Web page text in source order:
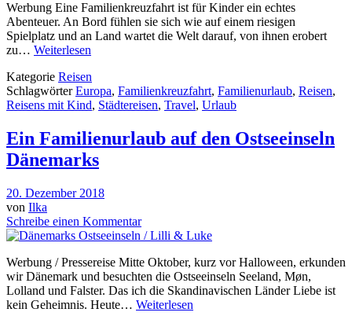
Werbung Eine Familienkreuzfahrt ist für Kinder ein echtes
Abenteuer. An Bord fühlen sie sich wie auf einem riesigen
Spielplatz und an Land wartet die Welt darauf, von ihnen erobert
zu… Weiterlesen
Kategorie Reisen
SchlagwörterEuropa, Familienkreuzfahrt, Familienurlaub, Reisen,
Reisens mit Kind, Städtereisen, Travel, Urlaub
Ein Familienurlaub auf den Ostseeinseln
Dänemarks
20. Dezember 2018
von Ilka
Schreibe einen Kommentar
Werbung / Pressereise Mitte Oktober, kurz vor Halloween, erkunden
wir Dänemark und besuchten die Ostseeinseln Seeland, Møn,
Lolland und Falster. Das ich die Skandinavischen Länder Liebe ist
kein Geheimnis. Heute… Weiterlesen